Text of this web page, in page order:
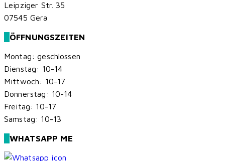
Leipziger Str. 35
07545 Gera
ÖFFNUNGSZEITEN
Montag: geschlossen
Dienstag: 10-14
Mittwoch: 10-17
Donnerstag: 10-14
Freitag: 10-17
Samstag: 10-13
WHATSAPP ME